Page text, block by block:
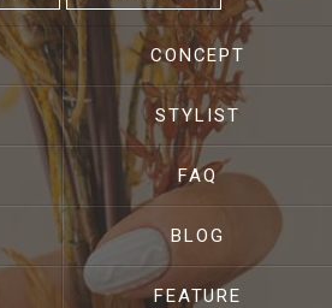
CONCEPT
STYLIST
FAQ
BLOG
FEATURE